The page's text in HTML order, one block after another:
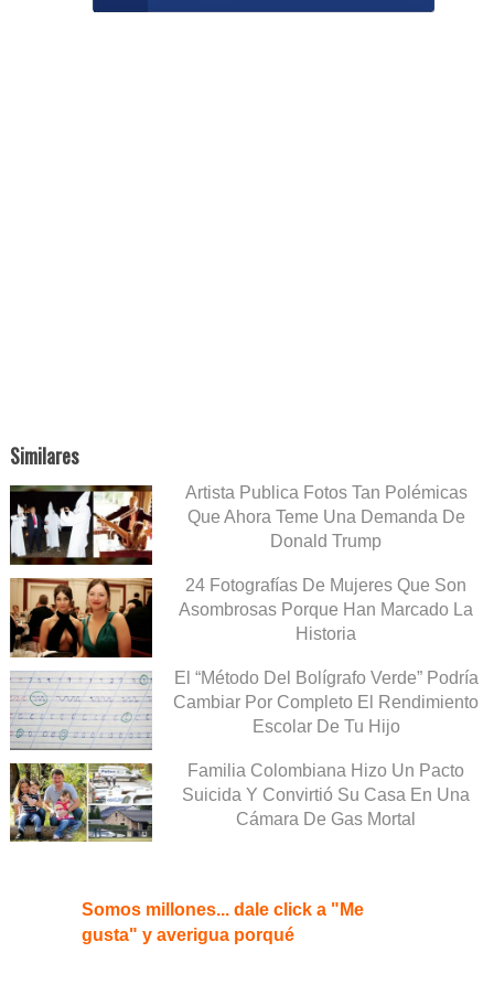
Similares
Artista Publica Fotos Tan Polémicas
Que Ahora Teme Una Demanda De
Donald Trump
24 Fotografías De Mujeres Que Son
Asombrosas Porque Han Marcado La
Historia
El “Método Del Bolígrafo Verde” Podría
Cambiar Por Completo El Rendimiento
Escolar De Tu Hijo
Familia Colombiana Hizo Un Pacto
Suicida Y Convirtió Su Casa En Una
Cámara De Gas Mortal
Somos millones... dale click a "Me
gusta" y averigua porqué